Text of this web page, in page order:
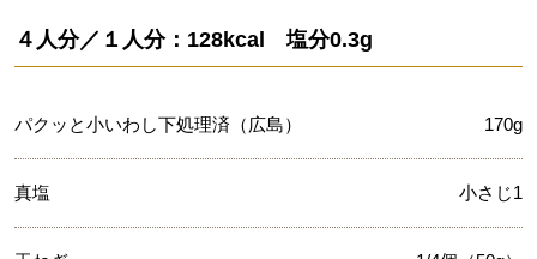
４人分／１人分：128kcal 塩分0.3g
パクッと小いわし下処理済（広島） 170g
真塩 小さじ1